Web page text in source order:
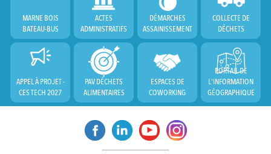
MARNE BOIS
BATEAU-BUS
ACTES
ADMINISTRATIFS
DÉMARCHES
ASSAINISSEMENT
COLLECTE DE
DÉCHETS
APPEL À PROJET -
CES TECH 2027
PAV DÉCHETS
ALIMENTAIRES
ESPACES DE
COWORKING
PORTAIL DE
L'INFORMATION
GÉOGRAPHIQUE